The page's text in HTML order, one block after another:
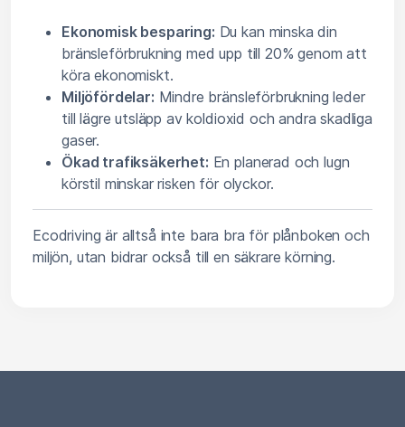
Ekonomisk besparing: Du kan minska din
bränsleförbrukning med upp till 20% genom att
köra ekonomiskt.
Miljöfördelar: Mindre bränsleförbrukning leder
till lägre utsläpp av koldioxid och andra skadliga
gaser.
Ökad trafiksäkerhet: En planerad och lugn
körstil minskar risken för olyckor.
Ecodriving är alltså inte bara bra för plånboken och
miljön, utan bidrar också till en säkrare körning.